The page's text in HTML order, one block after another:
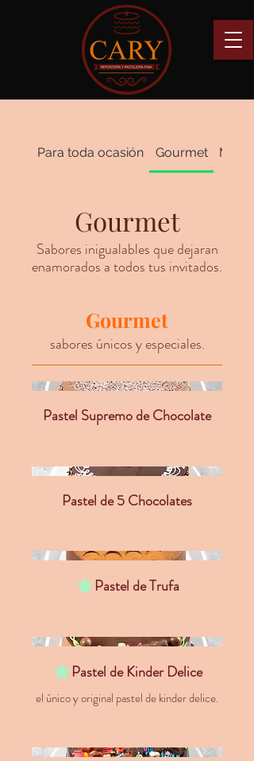
Para toda ocasión Gourmet Mini-
Gourmet
Sabores inigualables que dejaran
enamorados a todos tus invitados.
Gourmet
sabores únicos y especiales.
Pastel Supremo de Chocolate
Pastel de 5 Chocolates
Pastel de Trufa
Pastel de Kinder Delice
el único y original pastel de kinder delice.